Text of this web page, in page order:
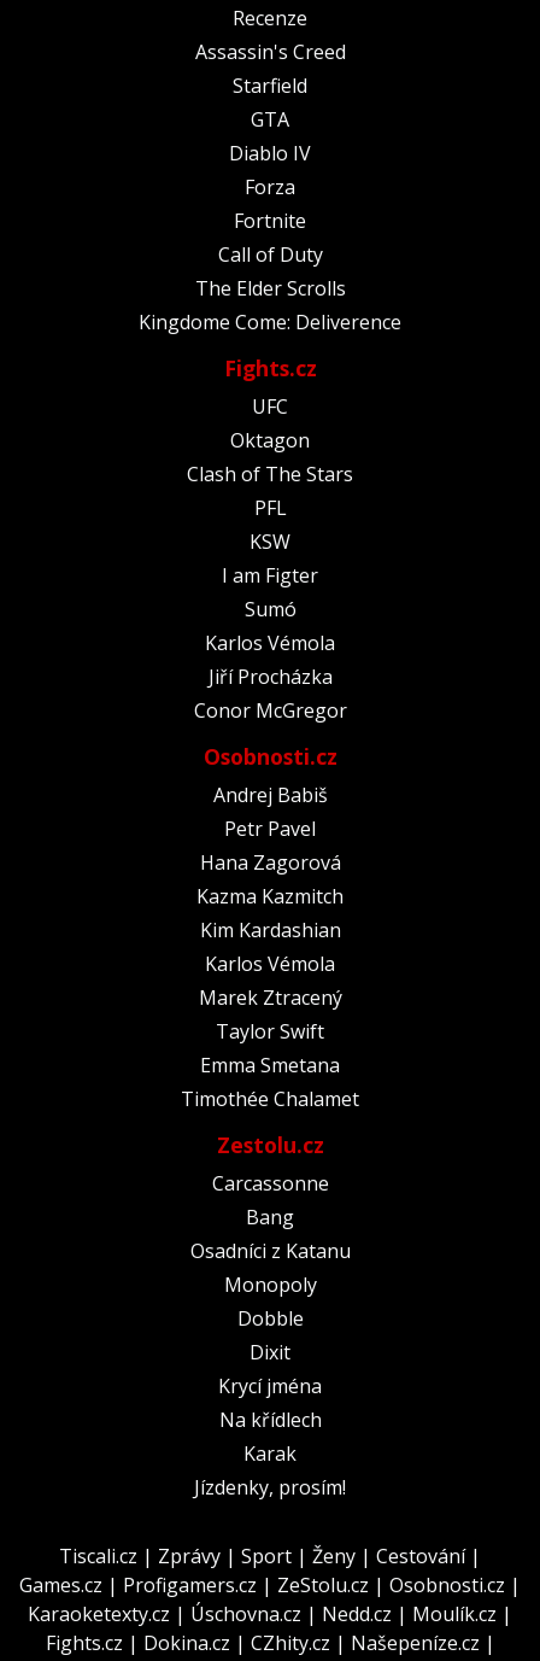
Recenze
Assassin's Creed
Starfield
GTA
Diablo IV
Forza
Fortnite
Call of Duty
The Elder Scrolls
Kingdome Come: Deliverence
Fights.cz
UFC
Oktagon
Clash of The Stars
PFL
KSW
I am Figter
Sumó
Karlos Vémola
Jiří Procházka
Conor McGregor
Osobnosti.cz
Andrej Babiš
Petr Pavel
Hana Zagorová
Kazma Kazmitch
Kim Kardashian
Karlos Vémola
Marek Ztracený
Taylor Swift
Emma Smetana
Timothée Chalamet
Zestolu.cz
Carcassonne
Bang
Osadníci z Katanu
Monopoly
Dobble
Dixit
Krycí jména
Na křídlech
Karak
Jízdenky, prosím!
Tiscali.cz | Zprávy | Sport | Ženy | Cestování|
Games.cz | Profigamers.cz | ZeStolu.cz | Osobnosti.cz |
Karaoketexty.cz | Úschovna.cz | Nedd.cz | Moulík.cz |
Fights.cz | Dokina.cz | CZhity.cz | Našepeníze.cz |